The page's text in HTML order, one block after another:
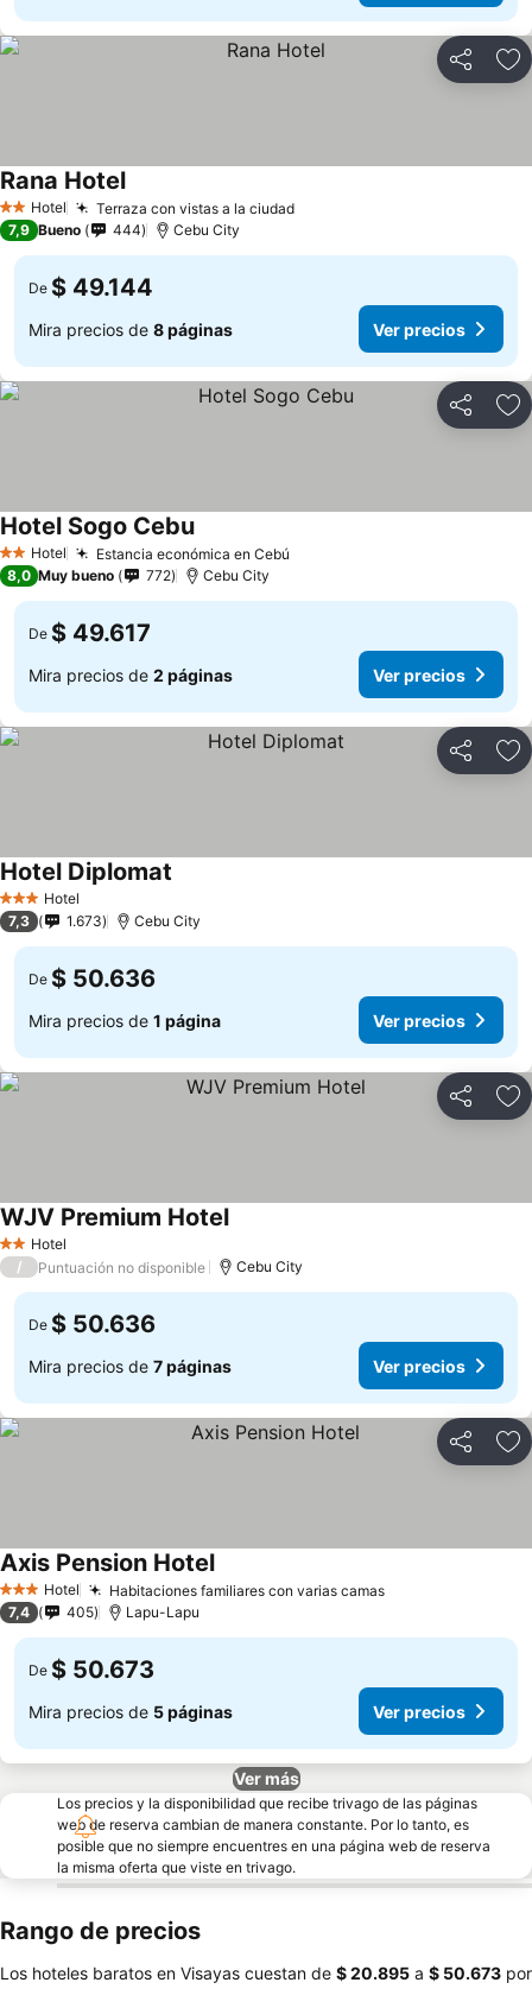
Compartir
2 Estrellas
Hotel Terraza con vistas a la ciudad
Rana Hotel
7,9 Bueno 444 Cebu City
De $ 49.144
Mira precios de 8 páginas Ver precios
Compartir
2 Estrellas
Hotel Estancia económica en Cebú
Hotel Sogo Cebu
8,0 Muy bueno 772 Cebu City
De $ 49.617
Mira precios de 2 páginas Ver precios
Compartir
3 Estrellas
Hotel
Hotel Diplomat
7,3 1.673 Cebu City
De $ 50.636
Mira precios de 1 página Ver precios
Compartir
2 Estrellas
Hotel
WJV Premium Hotel
/ Puntuación no disponible Cebu City
De $ 50.636
Mira precios de 7 páginas Ver precios
Compartir
3 Estrellas
Hotel Habitaciones familiares con varias camas
Axis Pension Hotel
7,4 405 Lapu-Lapu
De $ 50.673
Mira precios de 5 páginas Ver precios
Ver más
Los precios y la disponibilidad que recibe trivago de las páginas
web de reserva cambian de manera constante. Por lo tanto, es
posible que no siempre encuentres en una página web de reserva
la misma oferta que viste en trivago.
Rango de precios
Los hoteles baratos en Visayas cuestan de ‎$ 20.895 a ‎$ 50.673 por